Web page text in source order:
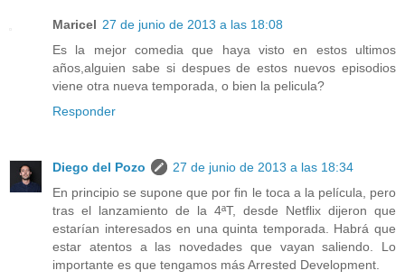
Maricel 27 de junio de 2013 a las 18:08
Es la mejor comedia que haya visto en estos ultimos
años,alguien sabe si despues de estos nuevos episodios
viene otra nueva temporada, o bien la pelicula?
Responder
Diego del Pozo
27 de junio de 2013 a las 18:34
En principio se supone que por fin le toca a la película, pero
tras el lanzamiento de la 4ªT, desde Netflix dijeron que
estarían interesados en una quinta temporada. Habrá que
estar atentos a las novedades que vayan saliendo. Lo
importante es que tengamos más Arrested Development.